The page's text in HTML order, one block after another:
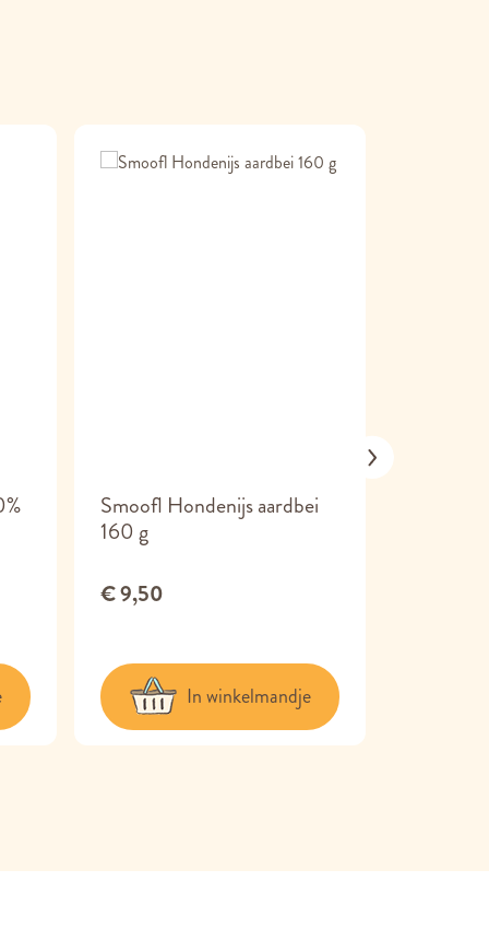
Smoofl Hondenijs aardbei
160 g
€ 9,50
In winkelmandje